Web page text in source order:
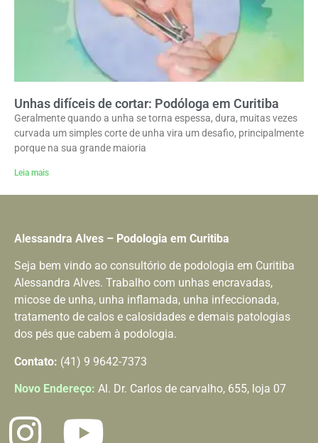
Unhas difíceis de cortar: Podóloga em Curitiba
Geralmente quando a unha se torna espessa, dura, muitas vezes
curvada um simples corte de unha vira um desafio, principalmente
porque na sua grande maioria
Leia mais
Alessandra Alves – Podologia em Curitiba
Seja bem vindo ao consultório de podologia em Curitiba
Alessandra Alves. Trabalho com unhas encravadas,
micose de unha, unha inflamada, unha infeccionada,
tratamento de calos e calosidades e demais patologias
dos pés que cabem à podologia.
Contato: (41) 9 9642-7373
Novo Endereço: Al. Dr. Carlos de carvalho, 655, loja 07